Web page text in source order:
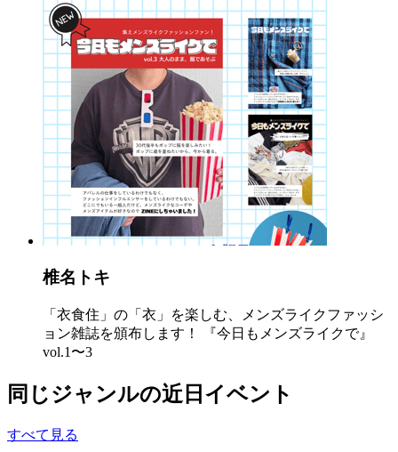
椎名トキ
「衣食住」の「衣」を楽しむ、メンズライクファッシ
ョン雑誌を頒布します！ 『今日もメンズライクで』
vol.1〜3
同じジャンルの近日イベント
すべて見る